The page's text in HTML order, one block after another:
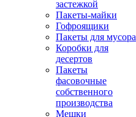
застежкой
Пакеты-майки
Гофроящики
Пакеты для мусора
Коробки для
десертов
Пакеты
фасовочные
собственного
производства
Мешки